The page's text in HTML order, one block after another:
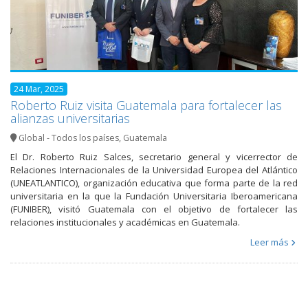
24 Mar, 2025
Roberto Ruiz visita Guatemala para fortalecer las
alianzas universitarias
Global - Todos los países, Guatemala
El Dr. Roberto Ruiz Salces, secretario general y vicerrector de
Relaciones Internacionales de la Universidad Europea del Atlántico
(UNEATLANTICO), organización educativa que forma parte de la red
universitaria en la que la Fundación Universitaria Iberoamericana
(FUNIBER), visitó Guatemala con el objetivo de fortalecer las
relaciones institucionales y académicas en Guatemala.
Leer más